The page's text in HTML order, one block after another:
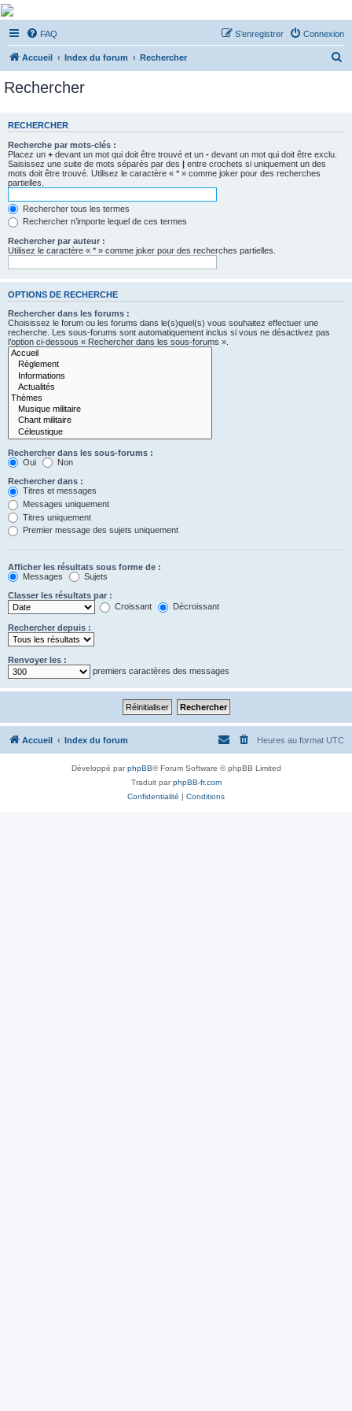
De Musicae Militari -
Forums
Forums de discussions
FAQ Connexion
S’enregistrer
Accueil Index du forum Rechercher
e
Rechercher
RECHERCHER
Recherche par mots-clés :
Placez un + devant un mot qui doit être trouvé et un - devant un mot qui doit être exclu.
Saisissez une suite de mots séparés par des | entre crochets si uniquement un des
mots doit être trouvé. Utilisez le caractère « * » comme joker pour des recherches
partielles.
Rechercher tous les termes
Rechercher n’importe lequel de ces termes
Rechercher par auteur :
Utilisez le caractère « * » comme joker pour des recherches partielles.
OPTIONS DE RECHERCHE
Rechercher dans les forums :
Choisissez le forum ou les forums dans le(s)quel(s) vous souhaitez effectuer une
recherche. Les sous-forums sont automatiquement inclus si vous ne désactivez pas
l’option ci-dessous « Rechercher dans les sous-forums ».
Rechercher dans les sous-forums :
Oui
Non
Rechercher dans :
Titres et messages
Messages uniquement
Titres uniquement
Premier message des sujets uniquement
Afficher les résultats sous forme de :
Messages
Sujets
Classer les résultats par :
Croissant
Décroissant
Rechercher depuis :
Renvoyer les :
premiers caractères des messages
Accueil Index du forum Heures au format UTC
Développé parphpBB® Forum Software © phpBB Limited
Traduit parphpBB-fr.com
Confidentialité
Conditions